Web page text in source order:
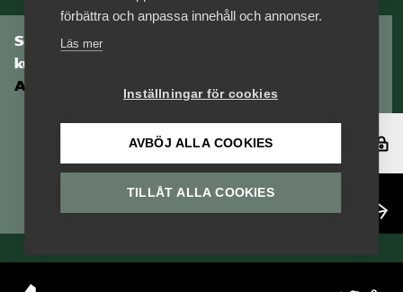
Som medlem har du tillgång till vår digitala
kunskapsbank
Arbetsgivarguiden
Logga in
förbättra och anpassa innehåll och annonser.
Läs mer
Inställningar för cookies
AVBÖJ ALLA COOKIES
TILLÅT ALLA COOKIES